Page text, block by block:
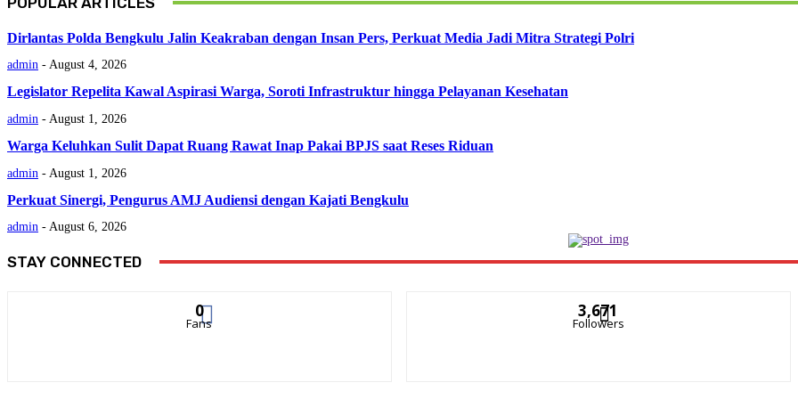
Dirlantas Polda Bengkulu Jalin Keakraban dengan Insan Pers, Perkuat Media Jadi Mitra Strategi Polri
admin - August 4, 2026
Legislator Repelita Kawal Aspirasi Warga, Soroti Infrastruktur hingga Pelayanan Kesehatan
admin - August 1, 2026
Warga Keluhkan Sulit Dapat Ruang Rawat Inap Pakai BPJS saat Reses Riduan
admin - August 1, 2026
Perkuat Sinergi, Pengurus AMJ Audiensi dengan Kajati Bengkulu
admin - August 6, 2026
STAY CONNECTED
0
Fans
3,671
Followers